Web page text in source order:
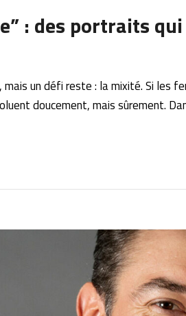
: des portraits
mais un défi reste : la mixité. Si les
doucement, mais sûrement.